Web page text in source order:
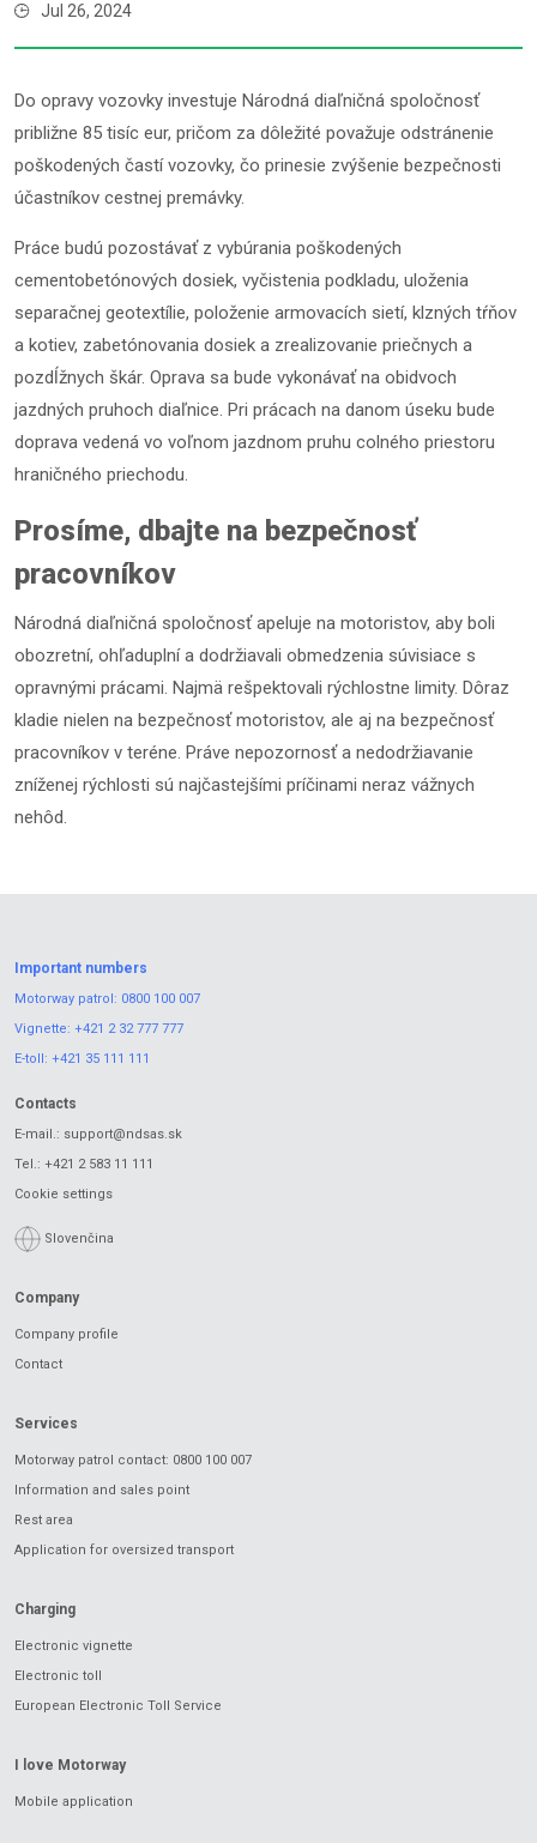
Jul 26, 2024
Do opravy vozovky investuje Národná diaľničná spoločnosť
približne 85 tisíc eur, pričom za dôležité považuje odstránenie
poškodených častí vozovky, čo prinesie zvýšenie bezpečnosti
účastníkov cestnej premávky.
Práce budú pozostávať z vybúrania poškodených
cementobetónových dosiek, vyčistenia podkladu, uloženia
separačnej geotextílie, položenie armovacích sietí, klzných tŕňov
a kotiev, zabetónovania dosiek a zrealizovanie priečnych a
pozdĺžnych škár. Oprava sa bude vykonávať na obidvoch
jazdných pruhoch diaľnice. Pri prácach na danom úseku bude
doprava vedená vo voľnom jazdnom pruhu colného priestoru
hraničného priechodu.
Prosíme, dbajte na bezpečnosť
pracovníkov
Národná diaľničná spoločnosť apeluje na motoristov, aby boli
obozretní, ohľaduplní a dodržiavali obmedzenia súvisiace s
opravnými prácami. Najmä rešpektovali rýchlostne limity. Dôraz
kladie nielen na bezpečnosť motoristov, ale aj na bezpečnosť
pracovníkov v teréne. Práve nepozornosť a nedodržiavanie
zníženej rýchlosti sú najčastejšími príčinami neraz vážnych
nehôd.
Important numbers
Motorway patrol: 0800 100 007
Vignette: +421 2 32 777 777
E-toll: +421 35 111 111
Contacts
E-mail.: support@ndsas.sk
Tel.: +421 2 583 11 111
Cookie settings
Slovenčina
Company
Company profile
Contact
Services
Motorway patrol contact: 0800 100 007
Information and sales point
Rest area
Application for oversized transport
Charging
Electronic vignette
Electronic toll
European Electronic Toll Service
I love Motorway
Mobile application